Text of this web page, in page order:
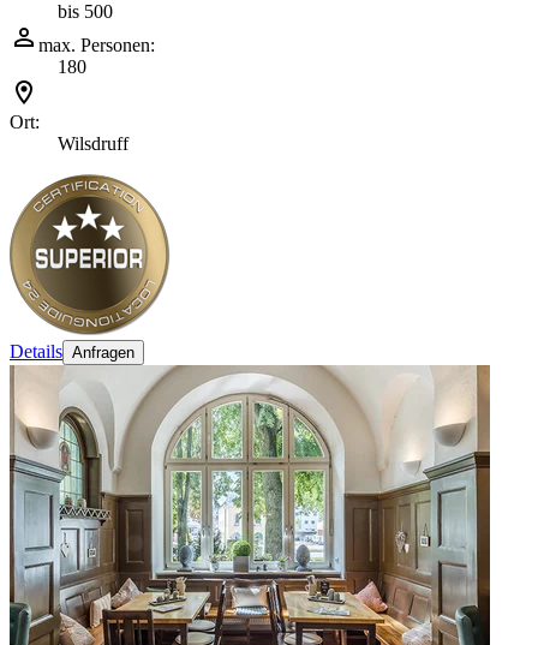
bis 500
max. Personen:
180
Ort:
Wilsdruff
Details Anfragen